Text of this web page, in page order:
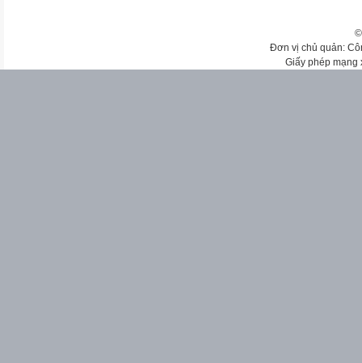
Đơn vị chủ quản:
Giấy phép mạng